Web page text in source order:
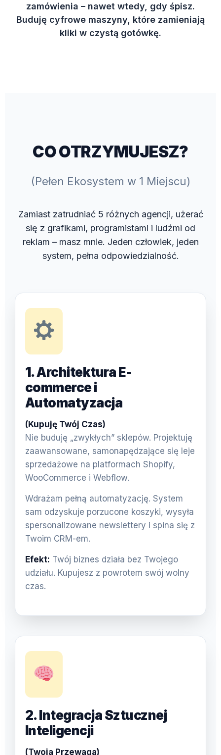
zamówienia – nawet wtedy, gdy śpisz.
Buduję cyfrowe maszyny, które zamieniają
kliki w czystą gotówkę.
CO OTRZYMUJESZ?
(Pełen Ekosystem w 1 Miejscu)
Zamiast zatrudniać 5 różnych agencji, użerać
się z grafikami, programistami i ludźmi od
reklam – masz mnie. Jeden człowiek, jeden
system, pełna odpowiedzialność.
1. Architektura E-
commerce i
Automatyzacja
(Kupuję Twój Czas)
Nie buduję „zwykłych” sklepów. Projektuję
zaawansowane, samonapędzające się leje
sprzedażowe na platformach Shopify,
WooCommerce i Webflow.
Wdrażam pełną automatyzację. System
sam odzyskuje porzucone koszyki, wysyła
spersonalizowane newslettery i spina się z
Twoim CRM-em.
Efekt: Twój biznes działa bez Twojego
udziału. Kupujesz z powrotem swój wolny
czas.
2. Integracja Sztucznej
Inteligencji
(Twoja Przewaga)